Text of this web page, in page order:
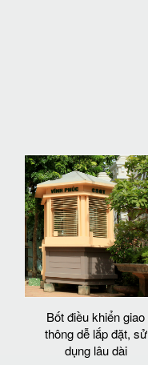
Bốt điều khiển giao
thông dễ lắp đặt, sử
dụng lâu dài